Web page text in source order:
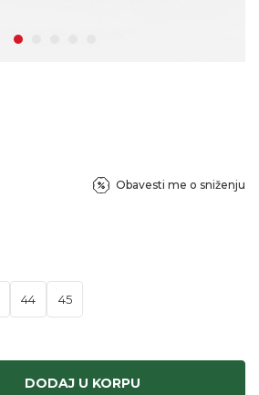
Obavesti me o sniženju
44 45
DODAJ U KORPU